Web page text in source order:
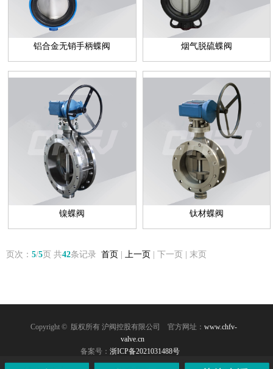
铝合金无销手柄蝶阀 烟气脱硫蝶阀
镍蝶阀 钛材蝶阀
页次： 5/5页 共42条记录 首页 | 上一页 | 下一页 | 末页
Copyright © 版权所有 沪阀控股有限公司 官方网址： www.chfv-
valve.cn
备案号： 浙ICP备2021031488号